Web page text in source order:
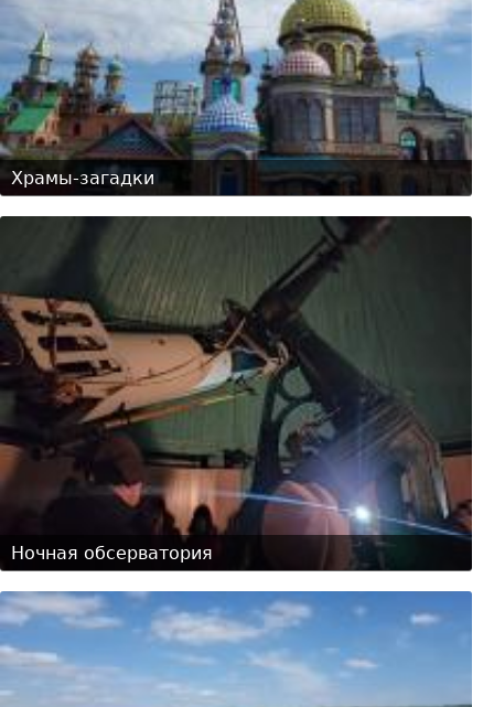
Храмы-загадки
Ночная обсерватория